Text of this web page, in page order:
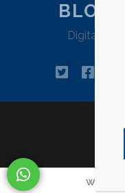
BLOG
Digital
twitter